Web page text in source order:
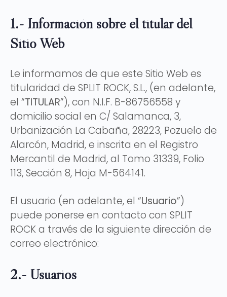
1.- Información sobre el titular del
Sitio Web
Le informamos de que este Sitio Web es
titularidad de SPLIT ROCK, S.L., (en adelante,
el “TITULAR”), con N.I.F. B-86756558 y
domicilio social en C/ Salamanca, 3,
Urbanización La Cabaña, 28223, Pozuelo de
Alarcón, Madrid, e inscrita en el Registro
Mercantil de Madrid, al Tomo 31339, Folio
113, Sección 8, Hoja M-564141.
El usuario (en adelante, el “Usuario”)
puede ponerse en contacto con SPLIT
ROCK a través de la siguiente dirección de
correo electrónico:
2.- Usuarios